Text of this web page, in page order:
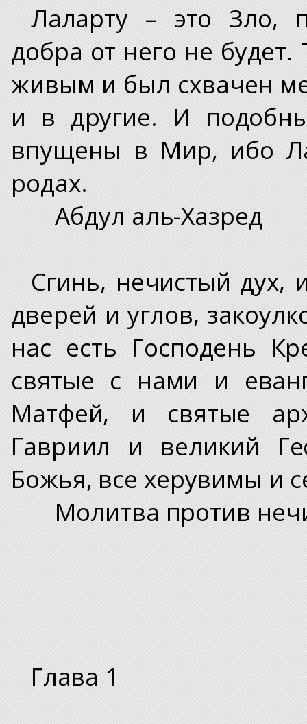
Лаларту – это Зло,
добра от него не
живым и был схвачен
и в другие. И
впущены в Мир, ибо
родах.
Абдул аль-Хазред
Сгинь, нечистый дух,
дверей и углов,
нас есть Господень
святые с нами и
Матфей, и святые
Гавриил и великий
Божья, все херувимы и
Молитва против
Глава 1